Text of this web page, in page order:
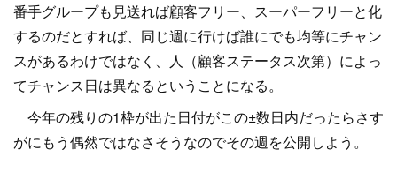
番手グループも見送れば顧客フリー、スーパーフリーと化
するのだとすれば、同じ週に行けば誰にでも均等にチャン
スがあるわけではなく、人（顧客ステータス次第）によっ
てチャンス日は異なるということになる。
今年の残りの1枠が出た日付がこの±数日内だったらさす
がにもう偶然ではなさそうなのでその週を公開しよう。